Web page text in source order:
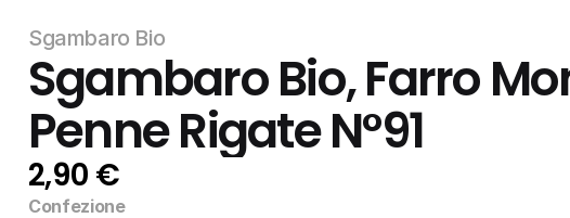
Sgambaro Bio
Sgambaro Bio, Farro
Penne Rigate N°91
2,90 €
Confezione